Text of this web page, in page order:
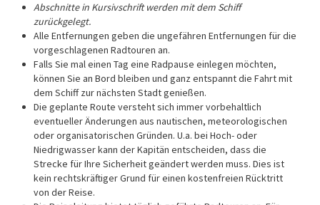
Abschnitte in Kursivschrift werden mit dem Schiff
zurückgelegt.
Alle Entfernungen geben die ungefähren Entfernungen für die
vorgeschlagenen Radtouren an.
Falls Sie mal einen Tag eine Radpause einlegen möchten,
können Sie an Bord bleiben und ganz entspannt die Fahrt mit
dem Schiff zur nächsten Stadt genießen.
Die geplante Route versteht sich immer vorbehaltlich
eventueller Änderungen aus nautischen, meteorologischen
oder organisatorischen Gründen. U.a. bei Hoch- oder
Niedrigwasser kann der Kapitän entscheiden, dass die
Strecke für Ihre Sicherheit geändert werden muss. Dies ist
kein rechtskräftiger Grund für einen kostenfreien Rücktritt
von der Reise.